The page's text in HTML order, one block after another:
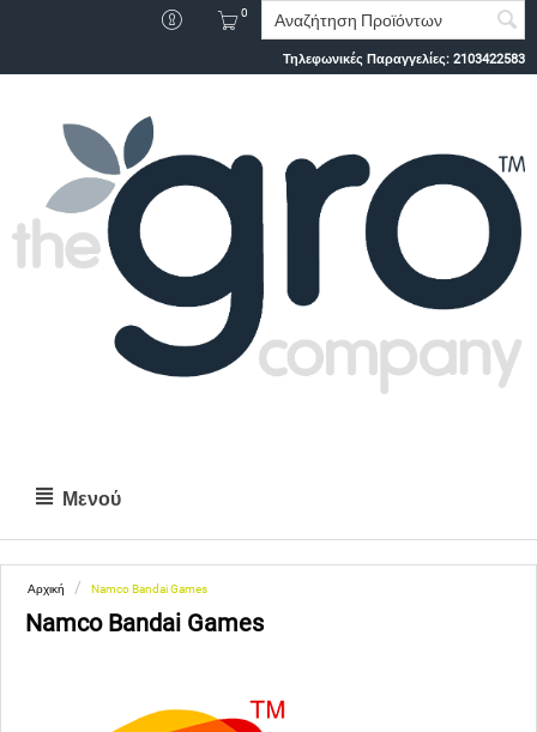
0
Τηλεφωνικές Παραγγελίες: 2103422583
Μενού
Αρχική / Namco Bandai Games
Namco Bandai Games